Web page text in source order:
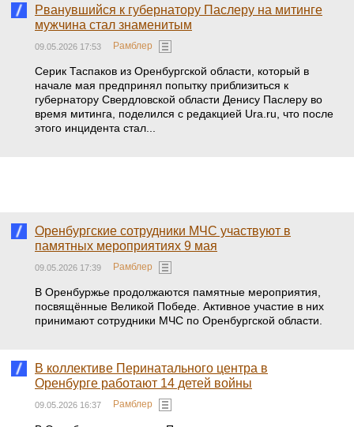
Рванувшийся к губернатору Паслеру на митинге
мужчина стал знаменитым
09.05.2026 17:53 Рамблер
Серик Таспаков из Оренбургской области, который в
начале мая предпринял попытку приблизиться к
губернатору Свердловской области Денису Паслеру во
время митинга, поделился с редакцией Ura.ru, что после
этого инцидента стал...
Оренбургские сотрудники МЧС участвуют в
памятных мероприятиях 9 мая
09.05.2026 17:39 Рамблер
В Оренбуржье продолжаются памятные мероприятия,
посвящённые Великой Победе. Активное участие в них
принимают сотрудники МЧС по Оренбургской области.
В коллективе Перинатального центра в
Оренбурге работают 14 детей войны
09.05.2026 16:37 Рамблер